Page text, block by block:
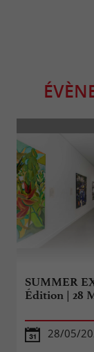
SUMMER
Édition | 28
28/05/